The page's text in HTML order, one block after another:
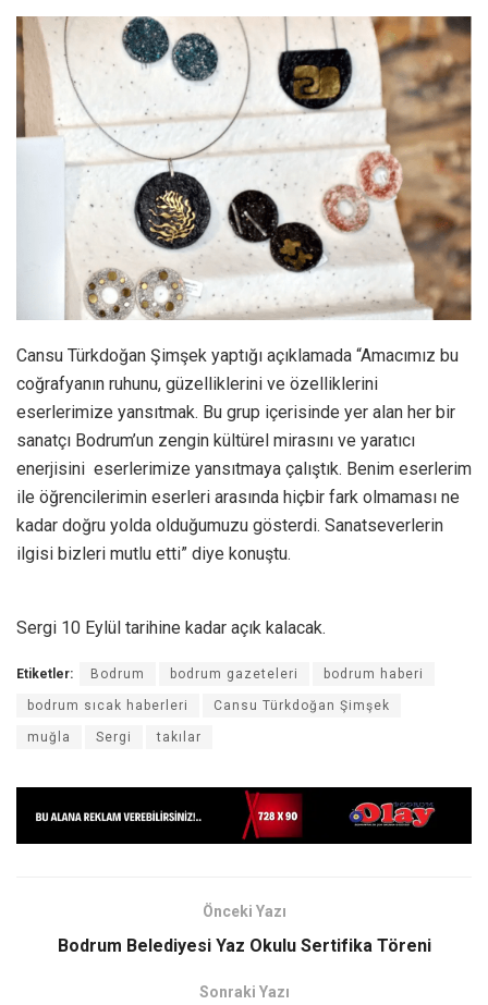
Cansu Türkdoğan Şimşek yaptığı açıklamada “Amacımız bu
coğrafyanın ruhunu, güzelliklerini ve özelliklerini
eserlerimize yansıtmak. Bu grup içerisinde yer alan her bir
sanatçı Bodrum’un zengin kültürel mirasını ve yaratıcı
enerjisini eserlerimize yansıtmaya çalıştık. Benim eserlerim
ile öğrencilerimin eserleri arasında hiçbir fark olmaması ne
kadar doğru yolda olduğumuzu gösterdi. Sanatseverlerin
ilgisi bizleri mutlu etti” diye konuştu.
Sergi 10 Eylül tarihine kadar açık kalacak.
Etiketler: Bodrum bodrum gazeteleri bodrum haberi
bodrum sıcak haberleri Cansu Türkdoğan Şimşek
muğla Sergi takılar
Önceki Yazı
Bodrum Belediyesi Yaz Okulu Sertifika Töreni
Sonraki Yazı